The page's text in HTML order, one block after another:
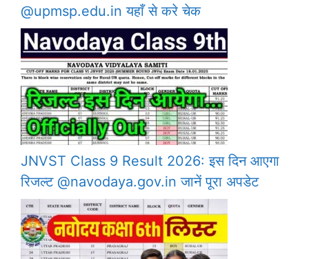
@upmsp.edu.in यहाँ से करे चेक
JNVST Class 9 Result 2026: इस दिन आएगा
रिजल्ट @navodaya.gov.in जानें पूरा अपडेट